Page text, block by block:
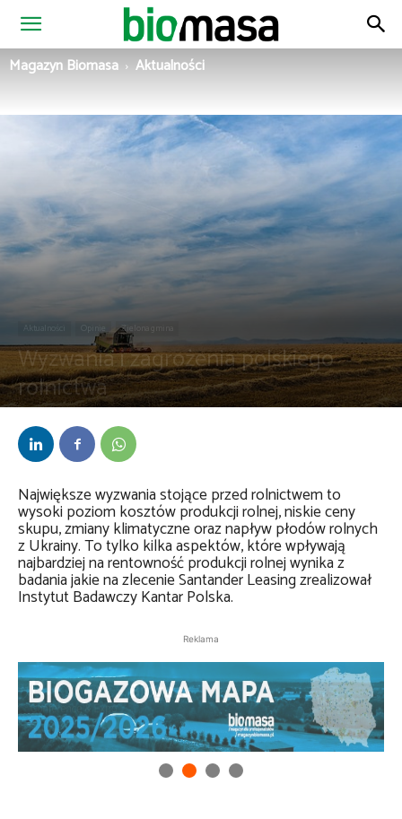
Magazyn
Magazyn Biomasa Aktualności
Aktualności Opinie Zielona gmina
Wyzwania i zagrożenia polskiego
rolnictwa
Największe wyzwania stojące przed rolnictwem to
wysoki poziom kosztów produkcji rolnej, niskie ceny
skupu, zmiany klimatyczne oraz napływ płodów rolnych
z Ukrainy. To tylko kilka aspektów, które wpływają
najbardziej na rentowność produkcji rolnej wynika z
badania jakie na zlecenie Santander Leasing zrealizował
Instytut Badawczy Kantar Polska.
Reklama